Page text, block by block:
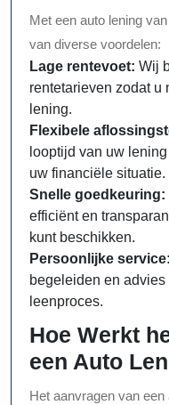
Met een auto lening
van diverse voordelen:
Lage rentevoet: Wij
rentetarieven zodat u
lening.
Flexibele
looptijd van uw
uw financiële situatie.
Snelle goedkeuring:
efficiënt en
kunt beschikken.
Persoonlijke service:
begeleiden en
leenproces.
Hoe Werkt
een Auto
Het aanvragen van